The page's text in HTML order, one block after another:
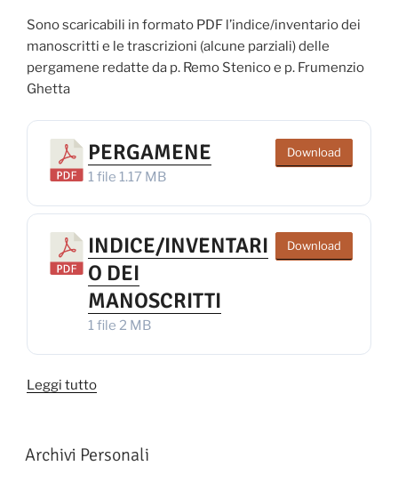
Sono scaricabili in formato PDF l’indice/inventario dei
manoscritti e le trascrizioni (alcune parziali) delle
pergamene redatte da p. Remo Stenico e p. Frumenzio
Ghetta
PERGAMENE
1 file 1.17 MB
Download
INDICE/INVENTARI
O DEI
MANOSCRITTI
1 file 2 MB
Download
Leggi tutto“Manoscritti
Archivi Personali